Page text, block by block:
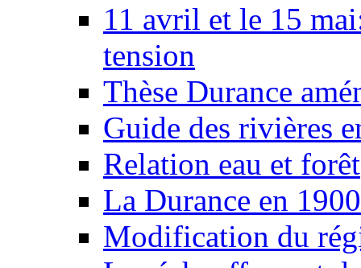
11 avril et le 15
tension
Thèse Durance
Guide des rivières
Relation eau et forêt
La Durance en 1900
Modification du